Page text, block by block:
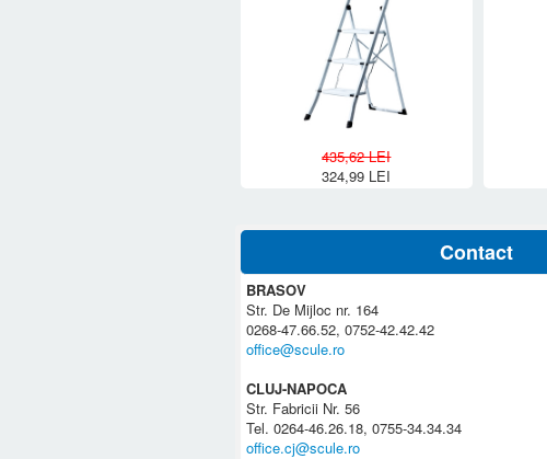
435,62 LEI
324,99 LEI
Contact
BRASOV
Str. De Mijloc nr. 164
0268-47.66.52, 0752-42.42.42
office@scule.ro
CLUJ-NAPOCA
Str. Fabricii Nr. 56
Tel. 0264-46.26.18, 0755-34.34.34
office.cj@scule.ro